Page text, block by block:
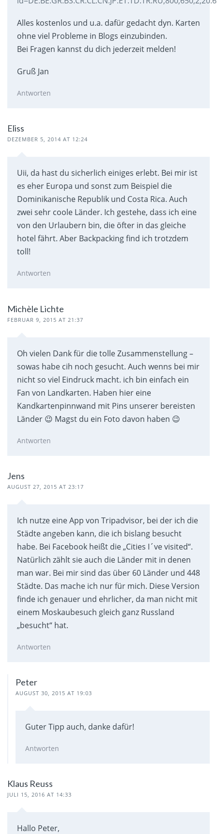
Alles kostenlos und u.a. dafür gedacht dyn. Karten
ohne viel Probleme in Blogs einzubinden.
Bei Fragen kannst du dich jederzeit melden!
Gruß Jan
Antworten
Eliss
DEZEMBER 5, 2014 AT 12:24
Uii, da hast du sicherlich einiges erlebt. Bei mir ist
es eher Europa und sonst zum Beispiel die
Dominikanische Republik und Costa Rica. Auch
zwei sehr coole Länder. Ich gestehe, dass ich eine
von den Urlaubern bin, die öfter in das gleiche
hotel fährt. Aber Backpacking find ich trotzdem
toll!
Antworten
Michèle Lichte
FEBRUAR 9, 2015 AT 21:37
Oh vielen Dank für die tolle Zusammenstellung –
sowas habe cih noch gesucht. Auch wenns bei mir
nicht so viel Eindruck macht. ich bin einfach ein
Fan von Landkarten. Haben hier eine
Kandkartenpinnwand mit Pins unserer bereisten
Länder 😉 Magst du ein Foto davon haben 😉
Antworten
Jens
AUGUST 27, 2015 AT 23:17
Ich nutze eine App von Tripadvisor, bei der ich die
Städte angeben kann, die ich bislang besucht
habe. Bei Facebook heißt die „Cities I´ve visited“.
Natürlich zählt sie auch die Länder mit in denen
man war. Bei mir sind das über 60 Länder und 448
Städte. Das mache ich nur für mich. Diese Version
finde ich genauer und ehrlicher, da man nicht mit
einem Moskaubesuch gleich ganz Russland
„besucht“ hat.
Antworten
Peter
AUGUST 30, 2015 AT 19:03
Guter Tipp auch, danke dafür!
Antworten
Klaus Reuss
JULI 15, 2016 AT 14:33
Hallo Peter,